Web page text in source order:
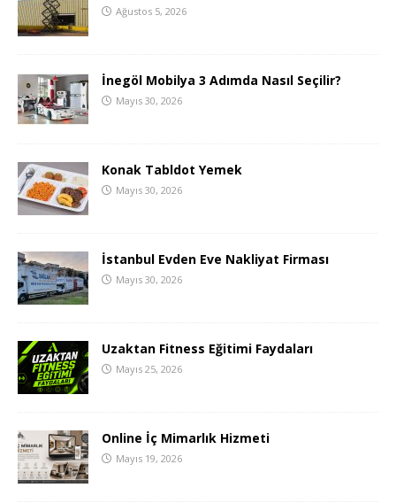
Ağustos 5, 2026
İnegöl Mobilya 3 Adımda Nasıl Seçilir?
Mayıs 30, 2026
Konak Tabldot Yemek
Mayıs 30, 2026
İstanbul Evden Eve Nakliyat Firması
Mayıs 30, 2026
Uzaktan Fitness Eğitimi Faydaları
Mayıs 25, 2026
Online İç Mimarlık Hizmeti
Mayıs 19, 2026